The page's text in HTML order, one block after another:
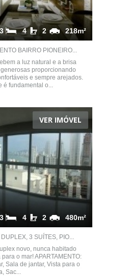
218m²
2
4
3
BAIRRO PIONEIRO...
a luz natural e a brisa
proporcionando
e sempre arejados.
é fundamental o...
VER IMÓVEL
480m²
2
4
3
3 SUÍTES, PIO...
novo, nunca habitado
o mar! APARTAMENTO:
Sala de jantar, Vista para o
Sac...